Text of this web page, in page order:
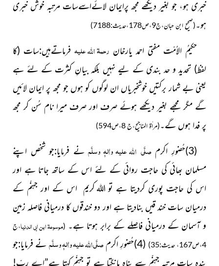
خبری ہو، جو بغیر دیکھے مجھ پرایمان لائےاسےسات مرتبہ خوش خبری
ہو۔(صحیح ابن حبان،ج9،ص178،حدیث:7188)
حکیمُ الاُمّت مفتی احمد یارخان رحمۃاللہعلیہ فرماتےہیں:سات (کا
لفظ) تحدید و حد بندی کے لیے نہیں بلکہ بیانِ کثرت کے لئے ہے
یعنی بے شمار برکتیں خوشخبریاں ان لوگوں کو ہوں جو مجھ پر ایمان لائیں
گے مگر مجھے بغیر دیکھے ہوئے صرف اور صرف میرا نام سُن کر مجھ
پر فدا ہوں گے۔(مراٰۃ المناجیح،ج 8،ص594)
(3)حُضورِ اکرم صلَّیاللہعلیہ واٰلہٖ وسلَّم نے فرمایا:جو شخص اپنے
مسلمان بھائی کی حاجت روائی کے لئے اس کے ساتھ جاتا ہے اور
اس کی حاجت پوری کردیتا ہے تو اللہ کریم اس کے اور جہنّم کے
درمیان سات خند قیں بنادیتا ہے اور دو خندقوں کا درمیانی فاصلہ زمین
و آسمان کے درمیانی فاصلے کے برابر ہوتا ہے۔ (موسوعۃ ابن ابی الدنیا،ج
4،ص167، حدیث:35)
(4)حُضورِ اکرم صلَّیاللہعلیہ واٰلہٖ وسلَّمنے فرمایا:جو
بندہ سات مرتبہ جہنّم سے پناہ مانگتا ہے تو جہنّم کہتا ہے”اے ربّ!